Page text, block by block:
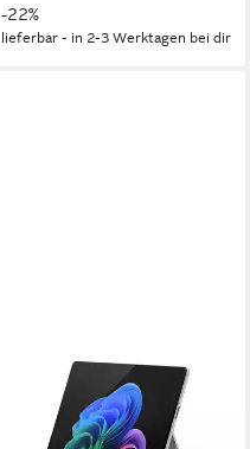
-22%
lieferbar - in 2-3 Werktagen bei dir
MICROSOFT
Microsoft Surface Pro 11
Tablet 13" Snapdragon X Plus,
16GB RAM, 512GB Notebook